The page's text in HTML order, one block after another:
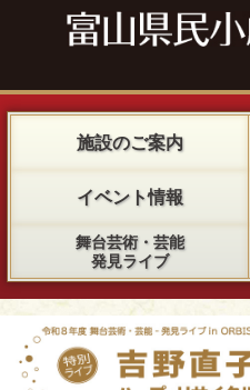
施設のご案内
イベント情報
舞台芸術・芸能
発見ライブ